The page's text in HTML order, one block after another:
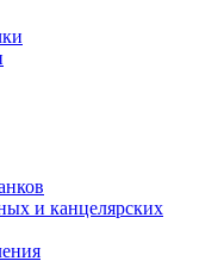
и канцелярских